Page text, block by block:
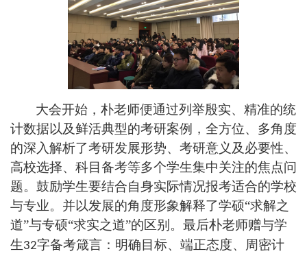
大会开始，朴老师便通过列举殷实、精准的统
计数据以及鲜活典型的考研案例，全方位、多角度
的深入解析了考研发展形势、考研意义及必要性、
高校选择、科目备考等多个学生集中关注的焦点问
题。鼓励学生要结合自身实际情况报考适合的学校
与专业。并以发展的角度形象解释了学硕“求解之
道”与专硕“求实之道”的区别。最后朴老师赠与学
生32字备考箴言：明确目标、端正态度、周密计